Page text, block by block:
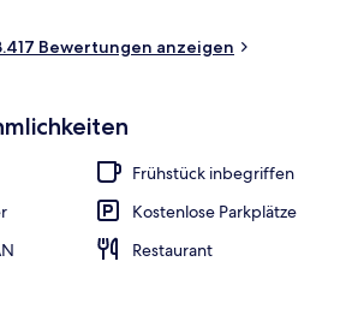
Bewertungen anzeigen
Frühstück inbegriffen
Kostenlose Parkplätze
Restaurant